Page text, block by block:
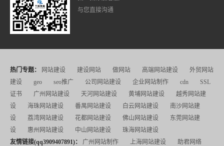
与您直接沟通
热门专题： 网站建设 建设网站 做网站 高端网站建设
外贸网站
建设
geo seo推广 公司网站建设 企业网站制作 cdn
SSL
证书
广州网站建设 天河网站建设 黄埔网站建设
越秀网站建
设
海珠网站建设 番禺网站建设 白云网站建设
南沙网站建
设
荔湾网站建设 花都网站建设 佛山网站建设
东莞网站建
设
惠州网站建设 中山网站建设
珠海网站建设
友情链接(qq3909407891)：
广州网站制作 上海网站建设 助君网络